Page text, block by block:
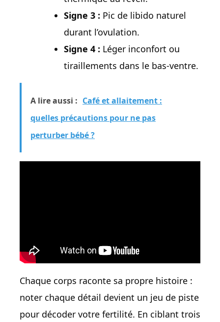
Signe 3 : Pic de libido naturel
durant l’ovulation.
Signe 4 : Léger inconfort ou
tiraillements dans le bas-ventre.
A lire aussi : Café et allaitement :
quelles précautions pour ne pas
perturber bébé ?
Chaque corps raconte sa propre histoire :
noter chaque détail devient un jeu de piste
pour décoder votre fertilité. En ciblant trois